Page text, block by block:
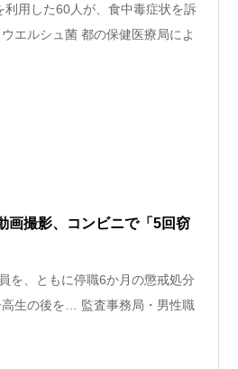
用した60人が、食中毒症状を訴
エルシュ菌 都の保健医療局によ
画撮影、コンビニで「5回窃
を、ともに停職6か月の懲戒処分
生の後を… 監査事務局・男性職